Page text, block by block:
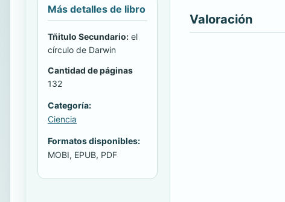
Más detalles de libro
Tñitulo Secundario: el
círculo de Darwin
Cantidad de páginas
132
Categoría:
Ciencia
Formatos disponibles:
MOBI, EPUB, PDF
Valoración